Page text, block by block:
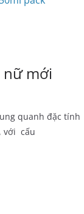
nữ mới
quanh đặc tính
với cấu